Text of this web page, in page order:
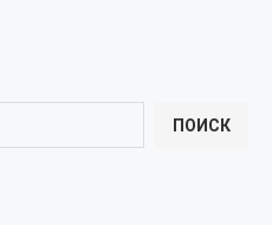
ПОИСК